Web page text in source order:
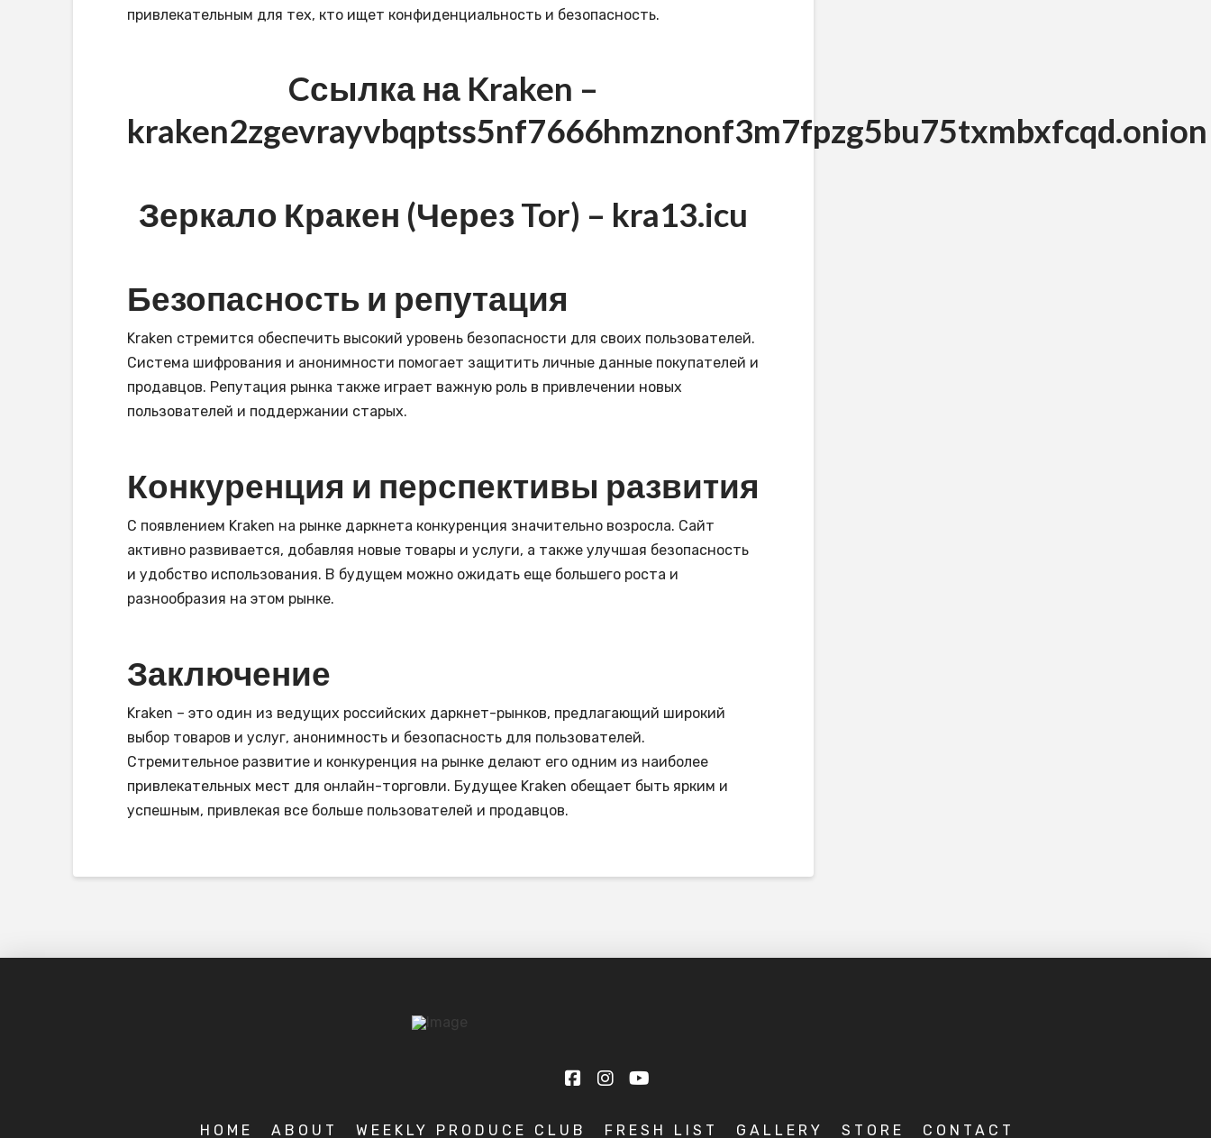
привлекательным для тех, кто ищет конфиденциальность и безопасность.
Cсылка на Kraken –
kraken2zgevrayvbqptss5nf7666hmznonf3m7fpzg5bu75txmbxfcqd.onion
Зеркало Кракен (Через Tor) – kra13.icu
Безопасность и репутация
Kraken стремится обеспечить высокий уровень безопасности для своих пользователей.
Система шифрования и анонимности помогает защитить личные данные покупателей и
продавцов. Репутация рынка также играет важную роль в привлечении новых
пользователей и поддержании старых.
Конкуренция и перспективы развития
С появлением Kraken на рынке даркнета конкуренция значительно возросла. Сайт
активно развивается, добавляя новые товары и услуги, а также улучшая безопасность
и удобство использования. В будущем можно ожидать еще большего роста и
разнообразия на этом рынке.
Заключение
Kraken – это один из ведущих российских даркнет-рынков, предлагающий широкий
выбор товаров и услуг, анонимность и безопасность для пользователей.
Стремительное развитие и конкуренция на рынке делают его одним из наиболее
привлекательных мест для онлайн-торговли. Будущее Kraken обещает быть ярким и
успешным, привлекая все больше пользователей и продавцов.
HOME ABOUT WEEKLY PRODUCE CLUB FRESH LIST GALLERY STORE CONTACT